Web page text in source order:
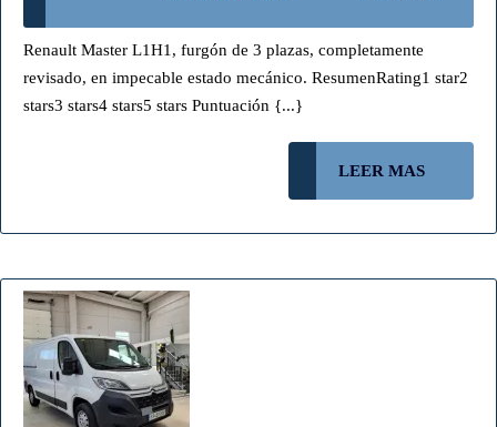
2014
(VENDIDO)
Renault Master L1H1, furgón de 3 plazas, completamente
revisado, en impecable estado mecánico. ResumenRating1 star2
stars3 stars4 stars5 stars Puntuación {...}
LEER MAS
MAS